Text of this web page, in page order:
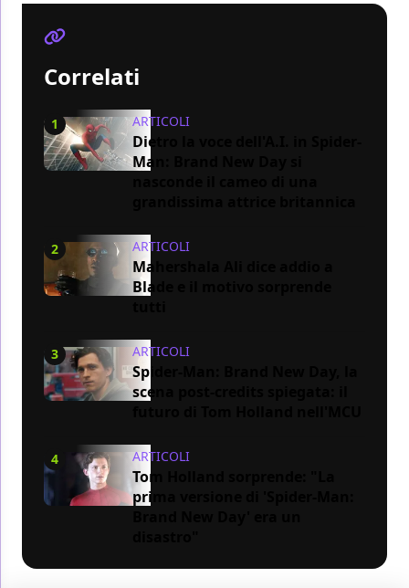
Correlati
1 ARTICOLI
Dietro la voce dell'A.I. in Spider-
Man: Brand New Day si
2 ARTICOLI
Mahershala Ali dice addio a
Blade e il motivo sorprende
3 ARTICOLI
Spider-Man: Brand New Day, la
scena post-credits spiegata: il
4 ARTICOLI
Tom Holland sorprende: "La
prima versione di 'Spider-Man: